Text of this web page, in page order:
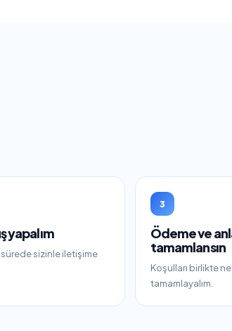
yapalım
sürede sizinle iletişime
3
Ödeme ve
tamamlansın
Koşulları birlikte
tamamlayalım.